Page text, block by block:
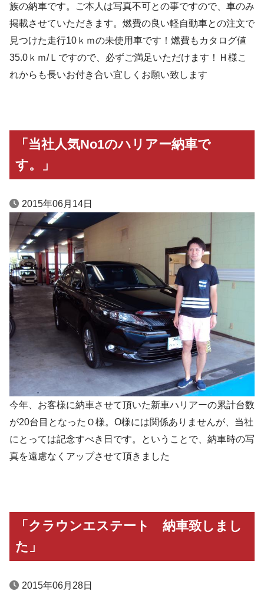
族の納車です。ご本人は写真不可との事ですので、車のみ
掲載させていただきます。燃費の良い軽自動車との注文で
見つけた走行10ｋｍの未使用車です！燃費もカタログ値
35.0ｋｍ/Ｌですので、必ずご満足いただけます！Ｈ様こ
れからも長いお付き合い宜しくお願い致します
「当社人気No1のハリアー納車で
す。」
2015年06月14日
今年、お客様に納車させて頂いた新車ハリアーの累計台数
が20台目となったＯ様。O様には関係ありませんが、当社
にとっては記念すべき日です。ということで、納車時の写
真を遠慮なくアップさせて頂きました
「クラウンエステート 納車致しまし
た」
2015年06月28日